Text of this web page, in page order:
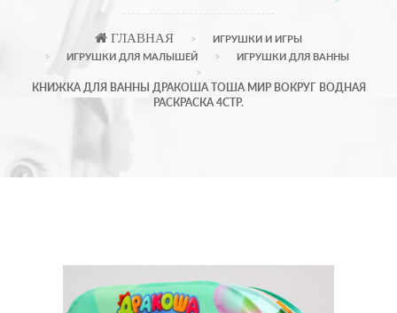
ГЛАВНАЯ
ИГРУШКИ И ИГРЫ
ИГРУШКИ ДЛЯ МАЛЫШЕЙ
ИГРУШКИ ДЛЯ ВАННЫ
КНИЖКА ДЛЯ ВАННЫ ДРАКОША ТОША МИР ВОКРУГ ВОДНАЯ
РАСКРАСКА 4СТР.